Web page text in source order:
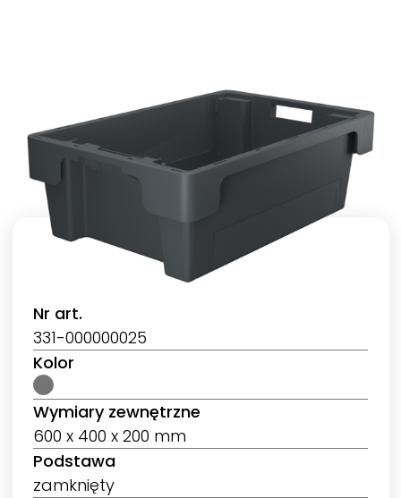
Nr art.
331-000000025
Kolor
Wymiary zewnętrzne
600 x 400 x 200 mm
Podstawa
zamknięty